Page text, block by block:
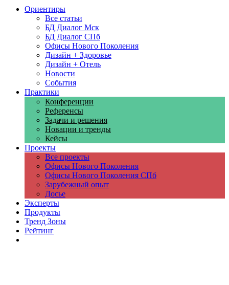
Ориентиры
Все статьи
БД Диалог Мск
БД Диалог СПб
Офисы Нового Поколения
Дизайн + Здоровье
Дизайн + Отель
Новости
События
Практики
Конференции
Референсы
Задачи и решения
Новации и тренды
Кейсы
Проекты
Все проекты
Офисы Нового Поколения
Офисы Нового Поколения СПб
Зарубежный опыт
Досье
Эксперты
Продукты
Тренд Зоны
Рейтинг